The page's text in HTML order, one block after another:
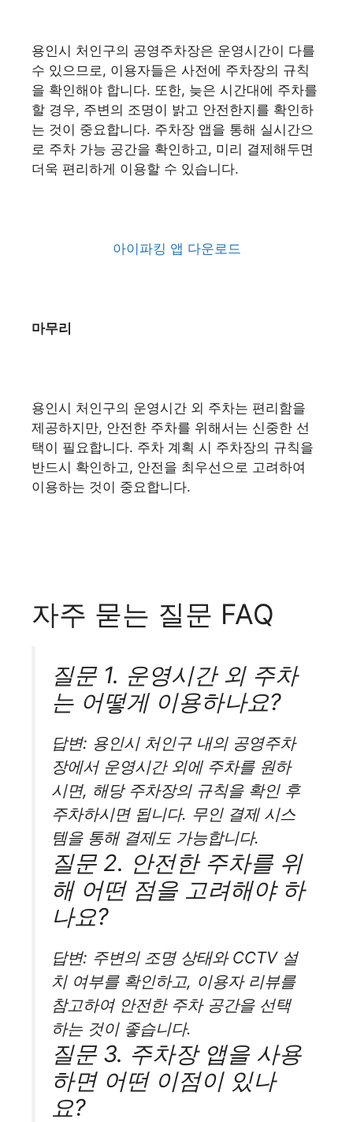
용인시 처인구의 공영주차장은 운영시간이 다를
수 있으므로, 이용자들은 사전에 주차장의 규칙
을 확인해야 합니다. 또한, 늦은 시간대에 주차를
할 경우, 주변의 조명이 밝고 안전한지를 확인하
는 것이 중요합니다. 주차장 앱을 통해 실시간으
로 주차 가능 공간을 확인하고, 미리 결제해두면
더욱 편리하게 이용할 수 있습니다.
아이파킹 앱 다운로드
마무리
용인시 처인구의 운영시간 외 주차는 편리함을
제공하지만, 안전한 주차를 위해서는 신중한 선
택이 필요합니다. 주차 계획 시 주차장의 규칙을
반드시 확인하고, 안전을 최우선으로 고려하여
이용하는 것이 중요합니다.
자주 묻는 질문 FAQ
질문 1. 운영시간 외 주차
는 어떻게 이용하나요?
답변: 용인시 처인구 내의 공영주차
장에서 운영시간 외에 주차를 원하
시면, 해당 주차장의 규칙을 확인 후
주차하시면 됩니다. 무인 결제 시스
템을 통해 결제도 가능합니다.
질문 2. 안전한 주차를 위
해 어떤 점을 고려해야 하
나요?
답변: 주변의 조명 상태와 CCTV 설
치 여부를 확인하고, 이용자 리뷰를
참고하여 안전한 주차 공간을 선택
하는 것이 좋습니다.
질문 3. 주차장 앱을 사용
하면 어떤 이점이 있나
요?